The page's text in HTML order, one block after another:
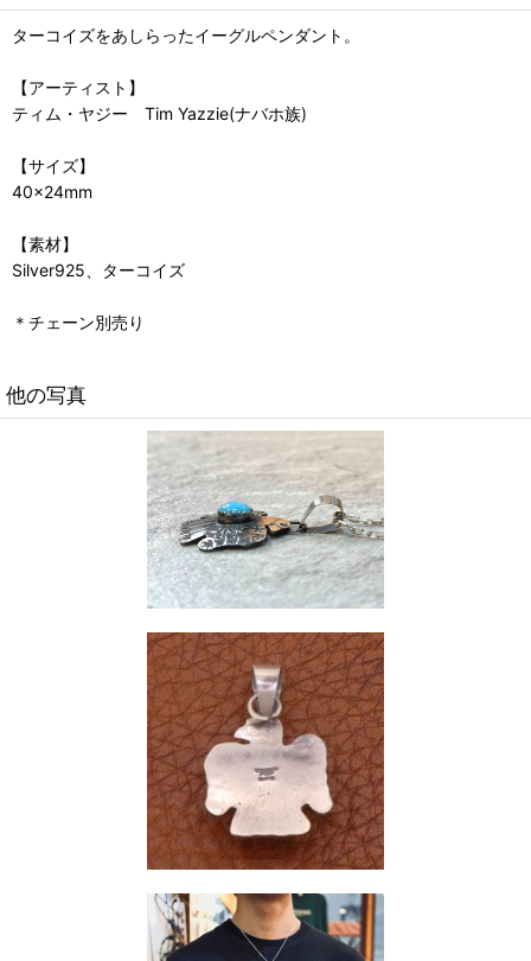
ターコイズをあしらったイーグルペンダント。
【アーティスト】
ティム・ヤジー Tim Yazzie(ナバホ族)
【サイズ】
40×24mm
【素材】
Silver925、ターコイズ
＊チェーン別売り
他の写真